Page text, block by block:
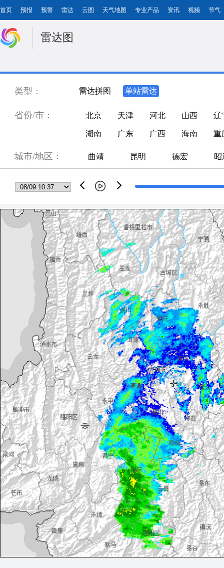
首页 预报 预警 雷达 云图 天气地图 专业产品 资讯 视频 节气
雷达图
类型： 雷达拼图 单站雷达
省份/市： 北京 天津 河北 山西 辽
湖南 广东 广西 海南 重
城市/地区： 曲靖 昆明 德宏 昭